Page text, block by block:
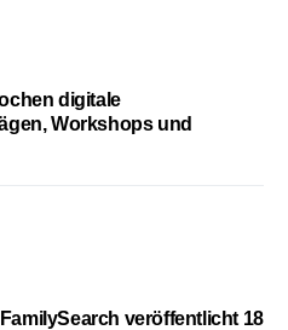
digitale
Workshops und
veröffentlicht 18